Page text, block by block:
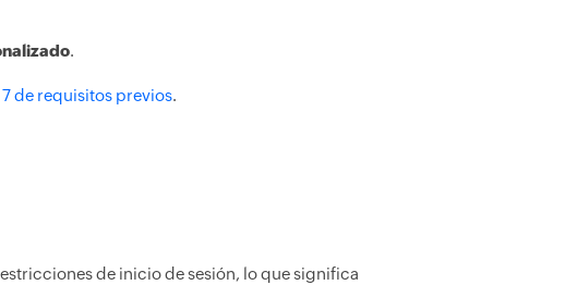
.
7 de requisitos previos.
de inicio de sesión, lo que significa